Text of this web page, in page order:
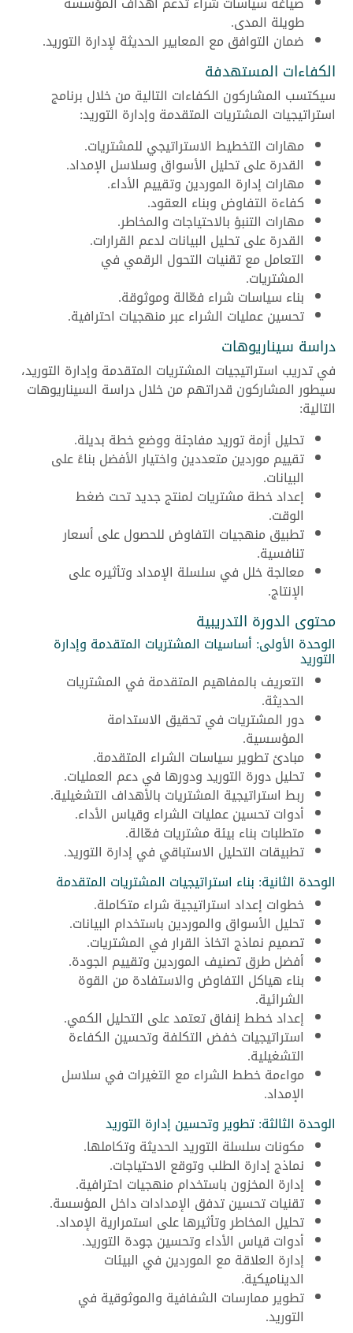
طويلة المدى.
ضمان التوافق مع المعايير الحديثة لإدارة التوريد.
الكفاءات المستهدفة
سيكتسب المشاركون الكفاءات التالية من خلال برنامج
استراتيجيات المشتريات المتقدمة وإدارة التوريد:
مهارات التخطيط الاستراتيجي للمشتريات.
القدرة على تحليل الأسواق وسلاسل الإمداد.
مهارات إدارة الموردين وتقييم الأداء.
كفاءة التفاوض وبناء العقود.
مهارات التنبؤ بالاحتياجات والمخاطر.
القدرة على تحليل البيانات لدعم القرارات.
التعامل مع تقنيات التحول الرقمي في
المشتريات.
بناء سياسات شراء فعّالة وموثوقة.
تحسين عمليات الشراء عبر منهجيات احترافية.
دراسة سيناريوهات
في تدريب استراتيجيات المشتريات المتقدمة وإدارة التوريد،
سيطور المشاركون قدراتهم من خلال دراسة السيناريوهات
التالية:
تحليل أزمة توريد مفاجئة ووضع خطة بديلة.
تقييم موردين متعددين واختيار الأفضل بناءً على
البيانات.
إعداد خطة مشتريات لمنتج جديد تحت ضغط
الوقت.
تطبيق منهجيات التفاوض للحصول على أسعار
تنافسية.
معالجة خلل في سلسلة الإمداد وتأثيره على
الإنتاج.
محتوى الدورة التدريبية
الوحدة الأولى: أساسيات المشتريات المتقدمة وإدارة
التوريد
التعريف بالمفاهيم المتقدمة في المشتريات
الحديثة.
دور المشتريات في تحقيق الاستدامة
المؤسسية.
مبادئ تطوير سياسات الشراء المتقدمة.
تحليل دورة التوريد ودورها في دعم العمليات.
ربط استراتيجية المشتريات بالأهداف التشغيلية.
أدوات تحسين عمليات الشراء وقياس الأداء.
متطلبات بناء بيئة مشتريات فعّالة.
تطبيقات التحليل الاستباقي في إدارة التوريد.
الوحدة الثانية: بناء استراتيجيات المشتريات المتقدمة
خطوات إعداد استراتيجية شراء متكاملة.
تحليل الأسواق والموردين باستخدام البيانات.
تصميم نماذج اتخاذ القرار في المشتريات.
أفضل طرق تصنيف الموردين وتقييم الجودة.
بناء هياكل التفاوض والاستفادة من القوة
الشرائية.
إعداد خطط إنفاق تعتمد على التحليل الكمي.
استراتيجيات خفض التكلفة وتحسين الكفاءة
التشغيلية.
مواءمة خطط الشراء مع التغيرات في سلاسل
الإمداد.
الوحدة الثالثة: تطوير وتحسين إدارة التوريد
مكونات سلسلة التوريد الحديثة وتكاملها.
نماذج إدارة الطلب وتوقع الاحتياجات.
إدارة المخزون باستخدام منهجيات احترافية.
تقنيات تحسين تدفق الإمدادات داخل المؤسسة.
تحليل المخاطر وتأثيرها على استمرارية الإمداد.
أدوات قياس الأداء وتحسين جودة التوريد.
إدارة العلاقة مع الموردين في البيئات
الديناميكية.
تطوير ممارسات الشفافية والموثوقية في
التوريد.